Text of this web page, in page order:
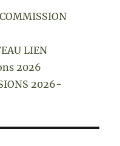
LIEN
2026
2026-